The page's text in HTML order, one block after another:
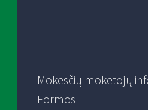
Mokesčių mokėtojų
Formos